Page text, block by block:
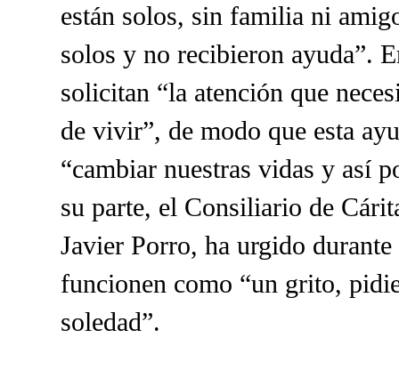
están solos, sin familia ni
solos y no recibieron ayuda”.
solicitan “la atención que
de vivir”, de modo que esta
“cambiar nuestras vidas y así
su parte, el Consiliario de
Javier Porro, ha urgido
funcionen como “un grito,
soledad”.